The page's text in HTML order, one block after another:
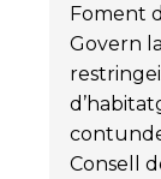
Foment
Govern
Consell